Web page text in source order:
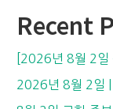
Recent
[2026년 8월 2일
2026년 8월 2일 |